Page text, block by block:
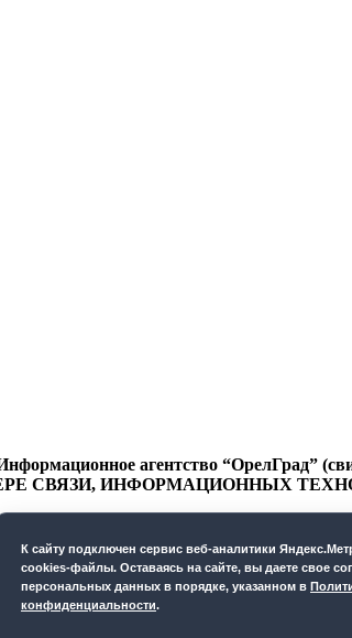
агентство “ОрелГрад”
СФЕРЕ СВЯЗИ, ИНФОРМАЦИОННЫХ
К cайту подключен сервис веб-аналитики
cookies-файлы. Оставаясь на сайте, вы даете свое
персональных данных в порядке, указанном в
конфиденциальности.